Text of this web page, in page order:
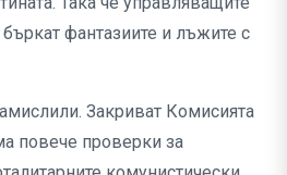
фантазиите и лъжите с
Закриват Комисията
повече проверки за